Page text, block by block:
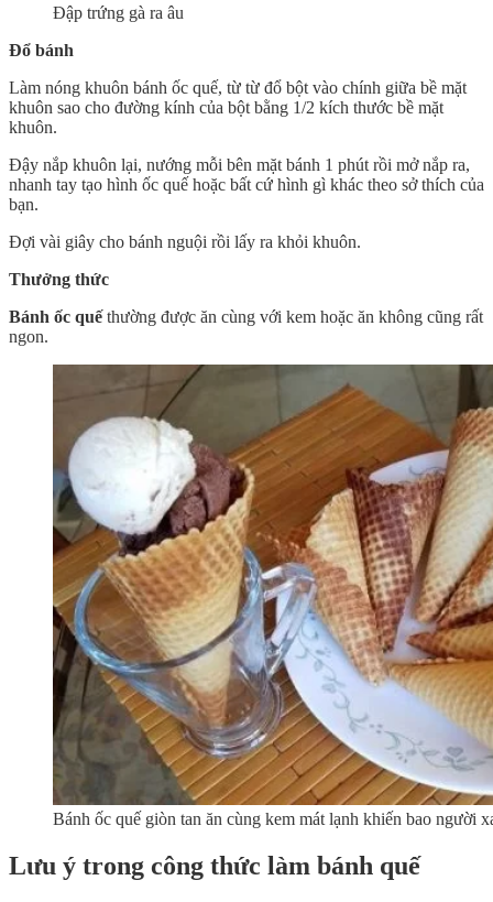
Đập trứng gà ra âu
Đổ bánh
Làm nóng khuôn bánh ốc quế, từ từ đổ bột vào chính giữa bề mặt
khuôn sao cho đường kính của bột bằng 1/2 kích thước bề mặt
khuôn.
Đậy nắp khuôn lại, nướng mỗi bên mặt bánh 1 phút rồi mở nắp ra,
nhanh tay tạo hình ốc quế hoặc bất cứ hình gì khác theo sở thích của
bạn.
Đợi vài giây cho bánh nguội rồi lấy ra khỏi khuôn.
Thưởng thức
Bánh ốc quếthường được ăn cùng với kem hoặc ăn không cũng rất
ngon.
Bánh ốc quế giòn tan ăn cùng kem mát lạnh khiến bao người
Lưu ý trong công thức làm bánh quế